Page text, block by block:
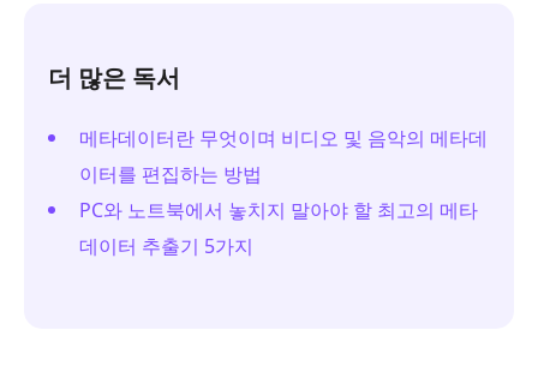
더 많은 독서
메타데이터란 무엇이며 비디오 및 음악의 메타데
이터를 편집하는 방법
PC와 노트북에서 놓치지 말아야 할 최고의 메타
데이터 추출기 5가지